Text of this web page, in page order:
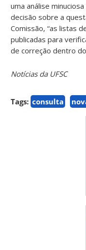
uma análise
decisão sobre a
Comissão, “as listas
publicadas para
de correção dentro
Notícias da UFSC
Tags: consulta